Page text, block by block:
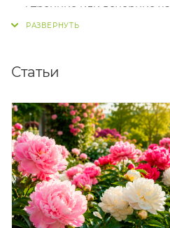
утренние или вечерние
пасмурную, но не
Расход раствора - 1 л/10
подкормка.
Картофель - 10 г/10 л
клубней перед посадкой-
раствора 1 л/10 м2,
Статьи